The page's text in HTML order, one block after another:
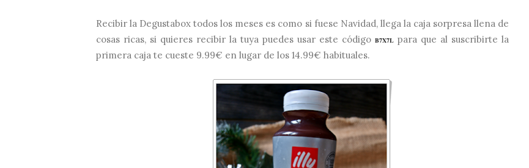
Recibir la Degustabox todos los meses es como si fuese Navidad, llega la caja sorpresa llena de
cosas ricas, si quieres recibir la tuya puedes usar este código B7X7L para que al suscribirte la
primera caja te cueste 9.99€ en lugar de los 14.99€ habituales.